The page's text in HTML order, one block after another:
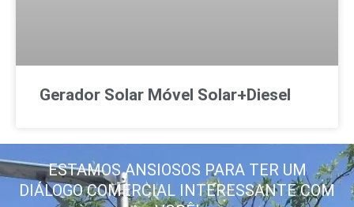
Gerador Solar Móvel Solar+Diesel
ESTAMOS ANSIOSOS PARA TER UM
DIÁLOGO COMERCIAL INTERESSANTE COM